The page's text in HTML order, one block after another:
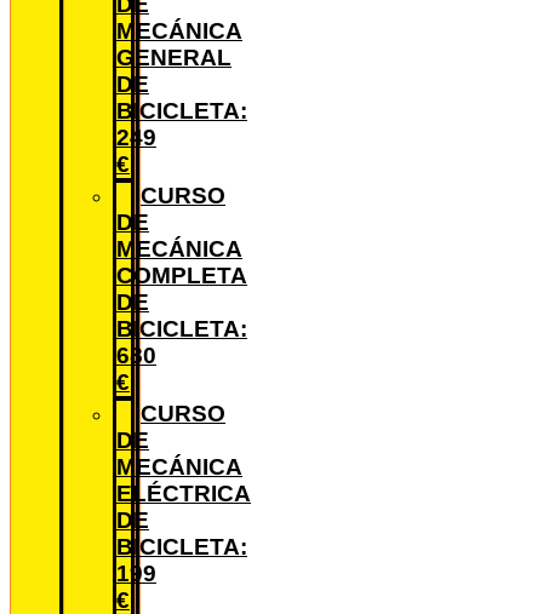
MECÁNICA
GENERAL
DE
BICICLETA:
249
€
CURSO
DE
MECÁNICA
COMPLETA
DE
BICICLETA:
680
€
CURSO
DE
MECÁNICA
ELÉCTRICA
DE
BICICLETA:
199
€